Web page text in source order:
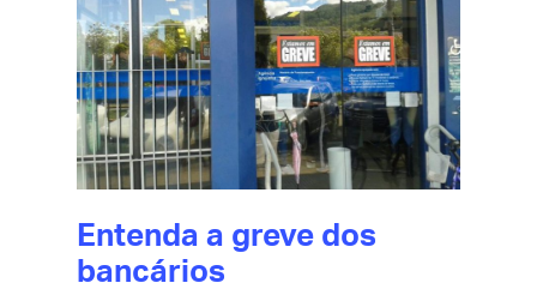
Entenda a greve dos
bancários